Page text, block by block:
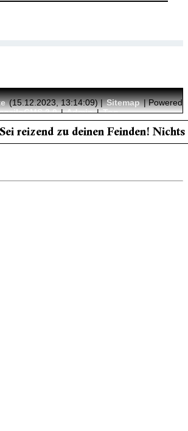
(15.12.2023, 13:14:09) |Sitemap| Powered
2.0|Admin|Top